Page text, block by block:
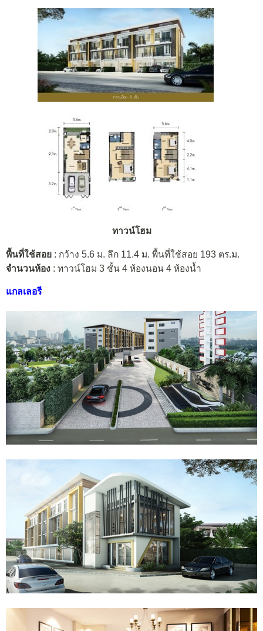
ทาวน์โฮม
พื้นที่ใช้สอย : กว้าง 5.6 ม. ลึก 11.4 ม. พื้นที่ใช้สอย 193 ตร.ม.
จำนวนห้อง : ทาวน์โฮม 3 ชั้น 4 ห้องนอน 4 ห้องน้ำ
แกลเลอรี